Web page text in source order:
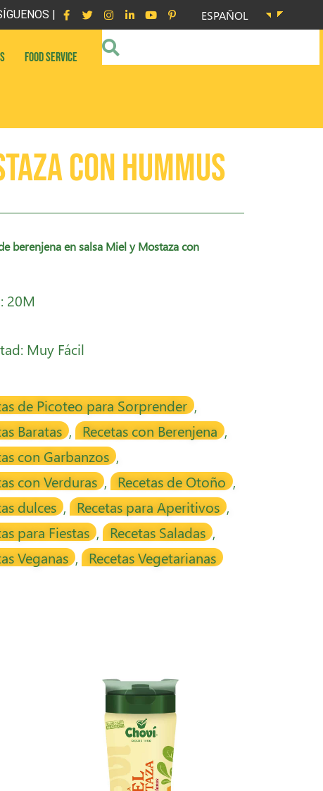
| ESPAÑOL
FOOD SERVICE
con hummus
berenjena en salsa Miel y Mostaza con
20M
Muy Fácil
de Picoteo para Sorprender ,
Baratas , Recetas con Berenjena ,
con Garbanzos ,
con Verduras , Recetas de Otoño ,
dulces , Recetas para Aperitivos ,
para Fiestas , Recetas Saladas ,
Veganas , Recetas Vegetarianas